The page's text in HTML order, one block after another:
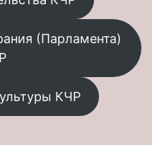
(Парламента)
КЧР